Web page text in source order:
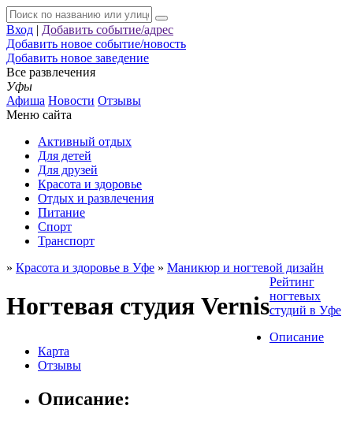
Вход | Добавить событие/адрес
Добавить новое событие/новость
Добавить новое заведение
Все развлечения
Уфы
Афиша Новости Отзывы
Меню сайта
Активный отдых
Для детей
Для друзей
Красота и здоровье
Отдых и развлечения
Питание
Спорт
Транспорт
» Красота и здоровье в Уфе » Маникюр и ногтевой дизайн
Ногтевая студия Vernis
Рейтинг
ногтевых
студий в Уфе
Описание
Карта
Отзывы
Описание: